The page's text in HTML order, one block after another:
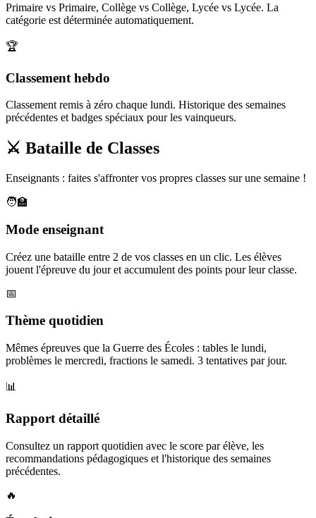
Primaire vs Primaire, Collège vs Collège, Lycée vs Lycée. La
catégorie est déterminée automatiquement.
🏆
Classement hebdo
Classement remis à zéro chaque lundi. Historique des semaines
précédentes et badges spéciaux pour les vainqueurs.
⚔️ Bataille de Classes
Enseignants : faites s'affronter vos propres classes sur une semaine !
🧑‍🏫
Mode enseignant
Créez une bataille entre 2 de vos classes en un clic. Les élèves
jouent l'épreuve du jour et accumulent des points pour leur classe.
📅
Thème quotidien
Mêmes épreuves que la Guerre des Écoles : tables le lundi,
problèmes le mercredi, fractions le samedi. 3 tentatives par jour.
📊
Rapport détaillé
Consultez un rapport quotidien avec le score par élève, les
recommandations pédagogiques et l'historique des semaines
précédentes.
🔥